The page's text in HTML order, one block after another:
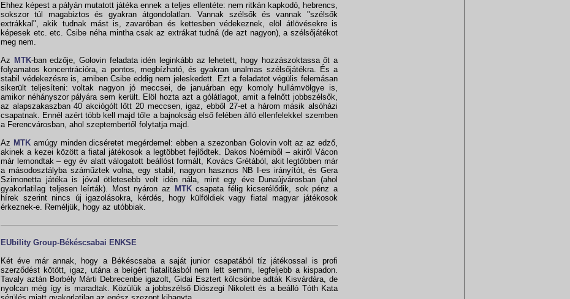
Ehhez képest a pályán mutatott játéka ennek a teljes ellentéte: nem ritkán kapkodó, hebrencs,
sokszor túl magabiztos és gyakran átgondolatlan. Vannak szélsők és vannak "szélsők
extrákkal", akik tudnak mást is, zavaróban és kettesben védekeznek, elöl átlövésekre is
képesek etc. etc. Csibe néha mintha csak az extrákat tudná (de azt nagyon), a szélsőjátékot
meg nem.
Az MTK-ban edzője, Golovin feladata idén leginkább az lehetett, hogy hozzászoktassa őt a
folyamatos koncentrációra, a pontos, megbízható, és gyakran unalmas szélsőjátékra. És a
stabil védekezésre is, amiben Csibe eddig nem jeleskedett. Ezt a feladatot végülis felemásan
sikerült teljesíteni: voltak nagyon jó meccsei, de januárban egy komoly hullámvölgye is,
amikor néhányszor pályára sem került. Elöl hozta azt a gólátlagot, amit a felnőtt jobbszélsők,
az alapszakaszban 40 akciógólt lőtt 20 meccsen, igaz, ebből 27-et a három másik alsóházi
csapatnak. Ennél azért több kell majd tőle a bajnokság első felében álló ellenfelekkel szemben
a Ferencvárosban, ahol szeptembertől folytatja majd.
Az MTKamúgy minden dicséretet megérdemel: ebben a szezonban Golovin volt az az edző,
akinek a kezei között a fiatal játékosok a legtöbbet fejlődtek. Dakos Noémiből – akiről Vácon
már lemondtak – egy év alatt válogatott beállóst formált, Kovács Grétából, akit legtöbben már
a másodosztályba száműztek volna, egy stabil, nagyon hasznos NB I-es irányítót, és Gera
Szimonetta játéka is jóval ötletesebb volt idén nála, mint egy éve Dunaújvárosban (ahol
gyakorlatilag teljesen leírták). Most nyáron az
MTKcsapata félig kicserélődik, sok pénz a
hírek szerint nincs új igazolásokra, kérdés, hogy külföldiek vagy fiatal magyar játékosok
érkeznek-e. Reméljük, hogy az utóbbiak.
EUbility Group-Békéscsabai ENKSE
Két éve már annak, hogy a Békéscsaba a saját junior csapatából tíz játékossal is profi
szerződést kötött, igaz, utána a beígért fiatalításból nem lett semmi, legfeljebb a kispadon.
Tavaly aztán Borbély Márti Debrecenbe igazolt, Gidai Esztert kölcsönbe adták Kisvárdára, de
nyolcan még így is maradtak. Közülük a jobbszélső Diószegi Nikolett és a beálló Tóth Kata